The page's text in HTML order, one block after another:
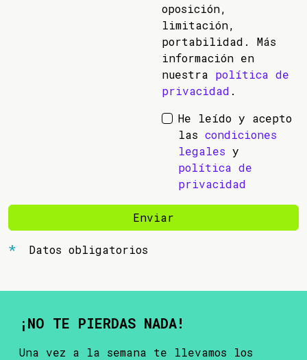
oposición,
limitación,
portabilidad. Más
información en
nuestra política de
privacidad .
He leído y acepto
las condiciones
legales y
política de
privacidad
Enviar
Datos obligatorios
¡NO TE PIERDAS NADA!
Una vez a la semana te llevamos los